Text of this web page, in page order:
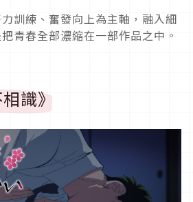
訓練、奮發向上為主軸，融入細
青春全部濃縮在一部作品之中。
識》